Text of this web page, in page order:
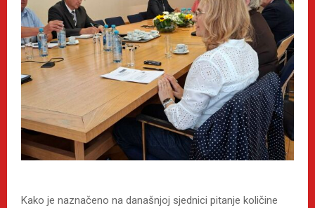
Kako je naznačeno na današnjoj sjednici pitanje količine